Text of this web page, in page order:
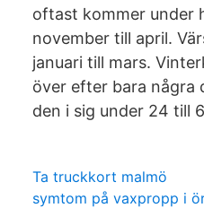
oftast kommer under
november till april.
januari till mars.
över efter bara några
den i sig under 24 till
Ta truckkort malmö
symtom på vaxpropp i